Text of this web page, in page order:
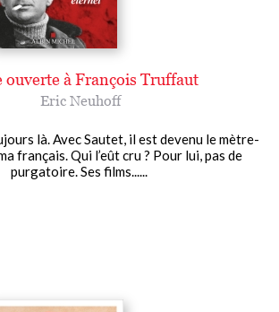
ouverte à François Truffaut
Eric Neuhoff
là. Avec Sautet, il est devenu le mètre-
français. Qui l’eût cru ? Pour lui, pas de
purgatoire. Ses films......